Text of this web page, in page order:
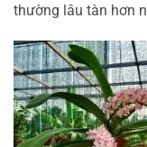
thường lâu tàn hơn